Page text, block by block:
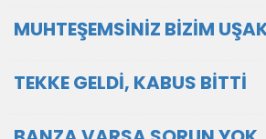
MUHTEŞEMSİNİZ BİZİM
TEKKE GELDİ, KABUS BİTTİ